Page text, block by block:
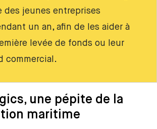
des jeunes entreprises
un an, afin de les aider à
levée de fonds ou leur
commercial.
une pépite de la
maritime